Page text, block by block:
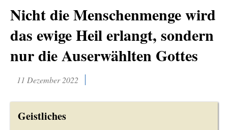
Nicht die Menschenmenge wird
das ewige Heil erlangt, sondern
nur die Auserwählten Gottes
11 Dezember 2022
Geistliches